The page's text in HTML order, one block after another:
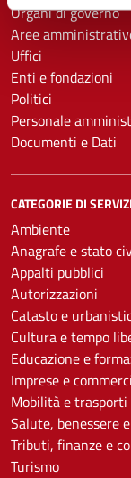
Organi di governo
Aree
Uffici
Enti e fondazioni
Politici
Personale
Documenti e Dati
CATEGORIE DI
Ambiente
Anagrafe e stato
Appalti pubblici
Autorizzazioni
Catasto e
Cultura e tempo
Educazione e
Imprese e
Mobilità e trasporti
Salute, benessere
Tributi, finanze e
Turismo